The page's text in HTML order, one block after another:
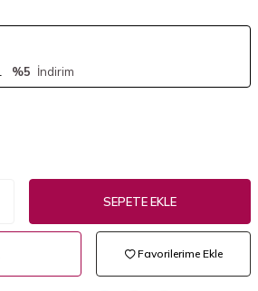
%5 İndirim
SEPETE EKLE
Favorilerime Ekle